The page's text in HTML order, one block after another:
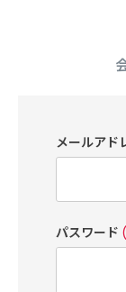
メールアド
パスワード